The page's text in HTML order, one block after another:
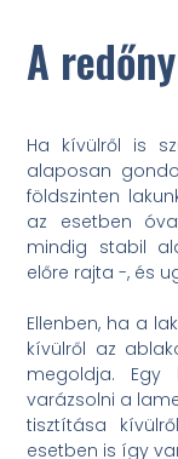
A
Ha kívülről is
alaposan
földszinten
az esetben
mindig stabil
előre rajta -, és
Ellenben, ha a
kívülről az
megoldja.
varázsolni a
tisztítása
esetben is így